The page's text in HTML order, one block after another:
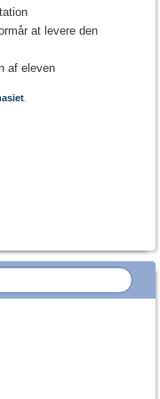
at levere den
af eleven